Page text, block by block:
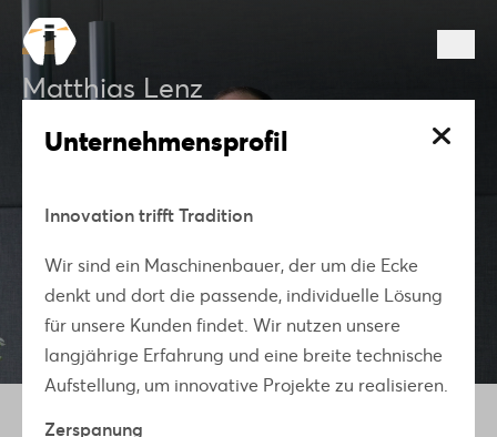
Unternehmensprofil
Innovation trifft Tradition
Wir sind ein Maschinenbauer, der um die Ecke
denkt und dort die passende, individuelle Lösung
für unsere Kunden findet. Wir nutzen unsere
langjährige Erfahrung und eine breite technische
Aufstellung, um innovative Projekte zu realisieren.
Zerspanung
Matthias Lenz
BAUDISCH ELECTRONIC GmbH, Wäschenbeuren
PARTNERSCHAFT
UNTERNEHMENSPROFIL
Zur Übersicht